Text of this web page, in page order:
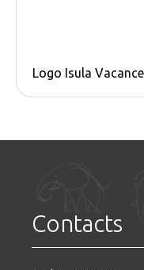
Logo Isula
Contacts